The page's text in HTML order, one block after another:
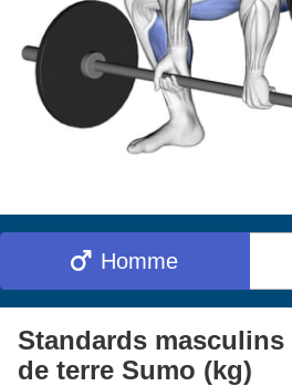
Homme
Standards
de terre Sumo (kg)